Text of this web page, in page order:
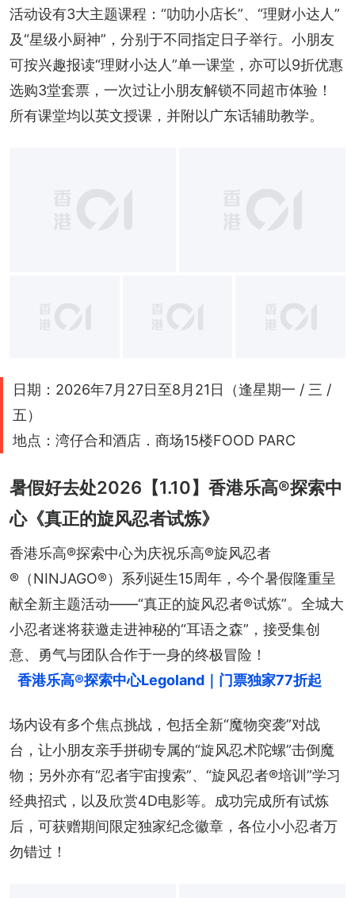
活动设有3大主题课程：“叻叻小店长”、“理财小达人”
及“星级小厨神”，分别于不同指定日子举行。小朋友
可按兴趣报读“理财小达人”单一课堂，亦可以9折优惠
选购3堂套票，一次过让小朋友解锁不同超市体验！
所有课堂均以英文授课，并附以广东话辅助教学。
日期：2026年7月27日至8月21日（逢星期一 / 三 /
五）
地点：湾仔合和酒店．商场15楼FOOD PARC
暑假好去处2026【1.10】香港乐高®探索中
心《真正的旋风忍者试炼》
香港乐高®探索中心为庆祝乐高®旋风忍者
®（NINJAGO®）系列诞生15周年，今个暑假隆重呈
献全新主题活动——“真正的旋风忍者®试炼”。全城大
小忍者迷将获邀走进神秘的“耳语之森”，接受集创
意、勇气与团队合作于一身的终极冒险！
香港乐高®探索中心Legoland｜门票独家77折起
场内设有多个焦点挑战，包括全新“魔物突袭”对战
台，让小朋友亲手拼砌专属的“旋风忍术陀螺”击倒魔
物；另外亦有“忍者宇宙搜索”、“旋风忍者®培训”学习
经典招式，以及欣赏4D电影等。成功完成所有试炼
后，可获赠期间限定独家纪念徽章，各位小小忍者万
勿错过！